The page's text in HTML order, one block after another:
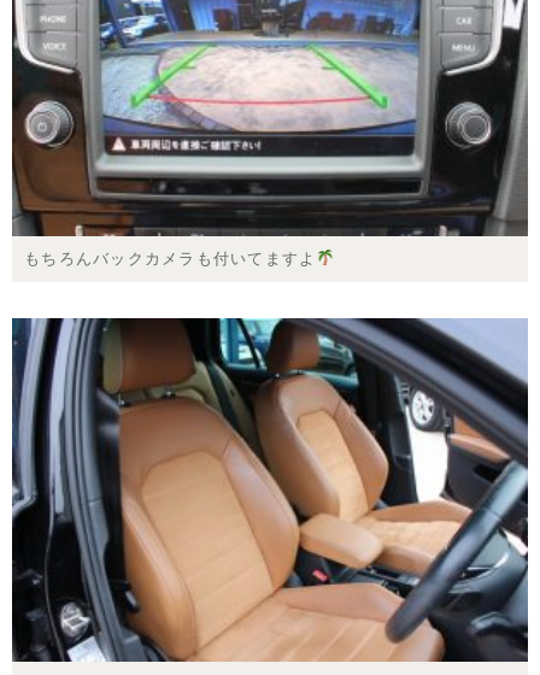
もちろんバックカメラも付いてますよ